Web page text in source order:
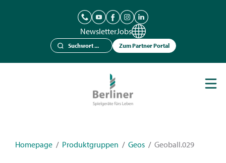
NewsletterJobs
Zum Partner Portal
Homepage / Produktgruppen / Geos / Geoball.029